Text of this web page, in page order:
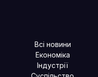
Всі новини
Економіка
Індустрії